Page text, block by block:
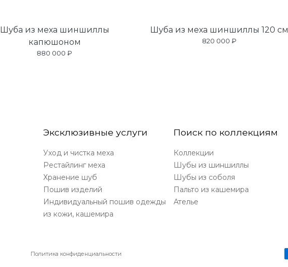
Шуба из меха шиншиллы
капюшоном
880 000 ₽
Шуба из меха шиншиллы 120 см
820 000 ₽
Эксклюзивные услуги
Уход и чистка меха
Рестайлинг меха
Хранение шуб
Пошив изделий
Индивидуальный пошив одежды
из кожи, кашемира
Поиск по коллекциям
Коллекции
Шубы из шиншиллы
Шубы из соболя
Пальто из кашемира
Ателье
Политика конфиденциальности